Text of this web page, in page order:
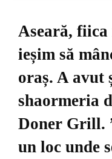
Aseară, fiica
ieșim să
oraș. A avut
shaormeria
Doner Grill.
un loc unde